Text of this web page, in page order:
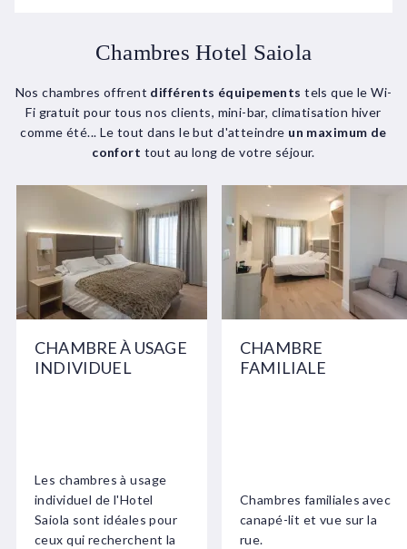
Chambres Hotel Saiola
Nos chambres offrent différents équipements tels que le Wi-
Fi gratuit pour tous nos clients, mini-bar, climatisation hiver
comme été... Le tout dans le but d'atteindre un maximum de
confort tout au long de votre séjour.
CHAMBRE À USAGE
INDIVIDUEL
Les chambres à usage
individuel de l'Hotel
Saiola sont idéales pour
ceux qui recherchent la
CHAMBRE
FAMILIALE
Chambres familiales avec
canapé-lit et vue sur la
rue.